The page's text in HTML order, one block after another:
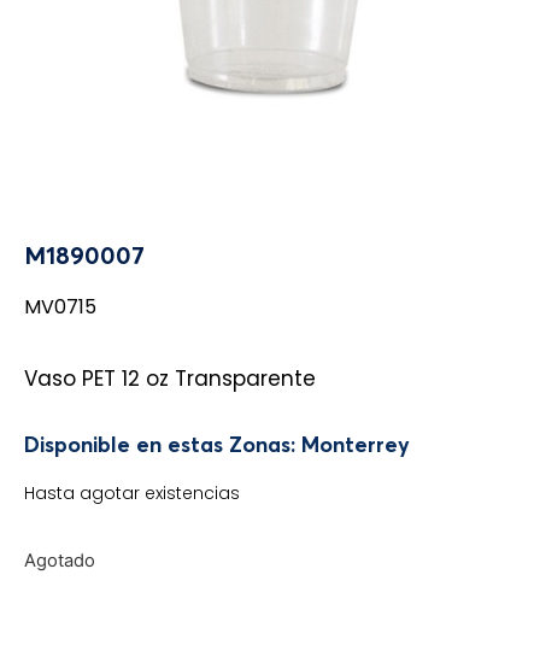
M1890007
MV0715
Vaso PET 12 oz Transparente
Disponible en estas Zonas: Monterrey
Hasta agotar existencias
Agotado